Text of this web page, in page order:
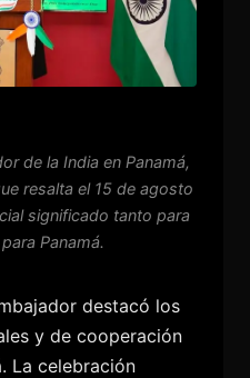
de la India en Panamá,
resalta el 15 de agosto
significado tanto para
Panamá.
destacó los
y de cooperación
La celebración